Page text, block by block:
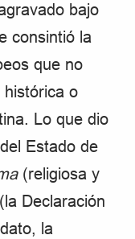
bajo
consintió la
que no
o
Lo que dio
Estado de
(religiosa y
Declaración
la